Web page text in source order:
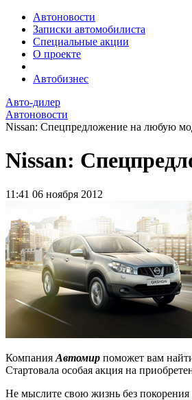
Автоновости
Записки автомобилиста
Специальные акции
О проекте
Автобизнес
Авто-дилер
Автоновости
Nissan: Спецпредложение на любую
Nissan:
11:41 06 ноября 2012
Компания Автомир поможет вам
Стартовала особая акция на
Не мыслите свою жизнь без